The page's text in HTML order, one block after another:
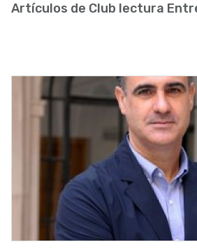
de
la
navegación
Artículos de Club lectura